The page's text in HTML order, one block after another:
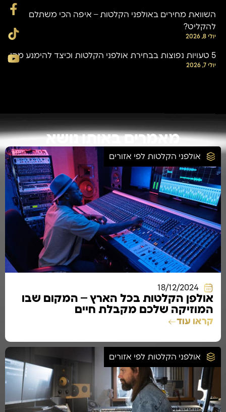
השוואת מחירים באולפני הקלטות – איפה הכי משתלם
להקליט?
יולי 8, 2026
5 טעויות נפוצות בבחירת אולפני הקלטות וכיצד להימנע מהן
יולי 7, 2026
מאמרים באותו נושא
אולפני הקלטות לפי אזורים
18/12/2024
אולפן הקלטות בכל הארץ – המקום שבו
המוזיקה שלכם מקבלת חיים
קראו עוד
אולפני הקלטות לפי אזורים